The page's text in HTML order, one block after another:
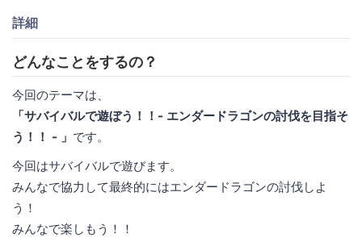
詳細
どんなことをするの？
今回のテーマは、
「サバイバルで遊ぼう！！- エンダードラゴンの討伐を目指そ
う！！ - 」 です。
今回はサバイバルで遊びます。
みんなで協力して最終的にはエンダードラゴンの討伐しよ
う！
みんなで楽しもう！！